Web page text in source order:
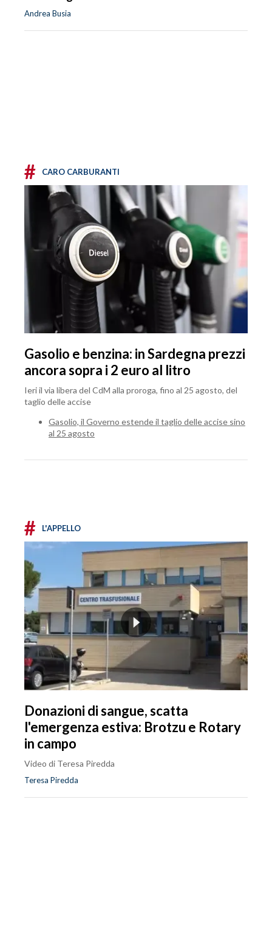
Andrea Busia
# CARO CARBURANTI
Gasolio e benzina: in Sardegna prezzi
ancora sopra i 2 euro al litro
Ieri il via libera del CdM alla proroga, fino al 25 agosto, del
taglio delle accise
Gasolio, il Governo estende il taglio delle accise sino
al 25 agosto
# L'APPELLO
Donazioni di sangue, scatta
l'emergenza estiva: Brotzu e Rotary
in campo
Video di Teresa Piredda
Teresa Piredda